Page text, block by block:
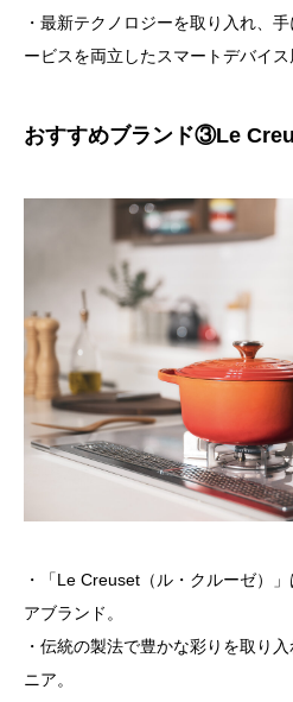
・最新テクノロジーを取り入れ、
ービスを両立したスマートデバイス
おすすめブランド③Le
・「Le Creuset（ル・クルーゼ）
アブランド。
・伝統の製法で豊かな彩りを取り
ニア。